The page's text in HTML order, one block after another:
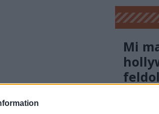
Mi